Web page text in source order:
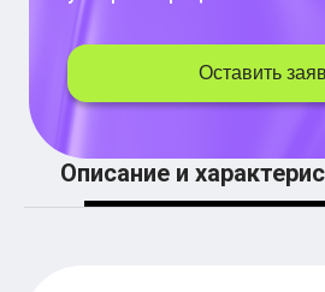
Легкие аккорды (простые песни)
Аккорды со словами (вокал)
BEARWOLF
Мари Краймбрери
Комната культуры
XOLIDAYBOY
Сергей Лазарев
Оставить
Описание и